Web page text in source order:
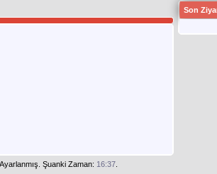
Son
Şuanki Zaman: 16:37